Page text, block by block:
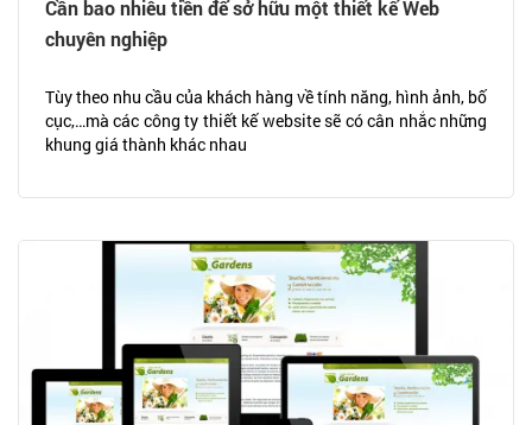
Cần bao nhiêu tiền để sở hữu một thiết kế Web
chuyên nghiệp
Tùy theo nhu cầu của khách hàng về tính năng, hình ảnh, bố
cục,…mà các công ty thiết kế website sẽ có cân nhắc những
khung giá thành khác nhau